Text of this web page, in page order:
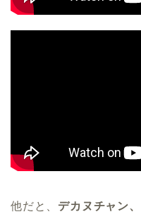
他だと、 デカヌチャン